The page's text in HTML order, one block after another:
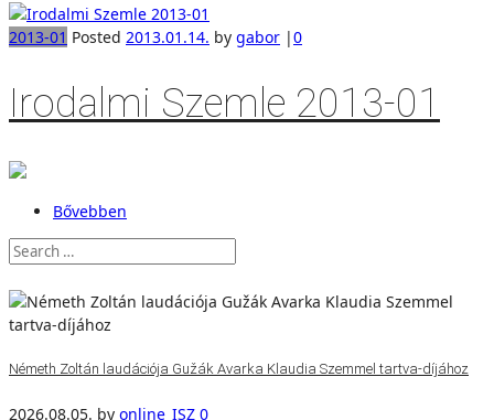
2013-01 Posted 2013.01.14. by gabor |0
Irodalmi Szemle 2013-01
Bővebben
Németh Zoltán laudációja Gužák Avarka Klaudia Szemmel tartva-díjához
2026.08.05. by online_ISZ 0